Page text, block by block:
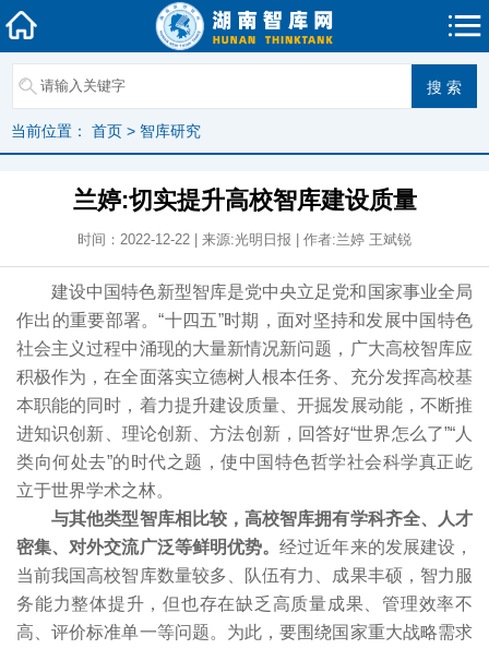
当前位置： 首页 > 智库研究
兰婷:切实提升高校智库建设质量
时间：2022-12-22 | 来源:光明日报 | 作者:兰婷 王斌锐
建设中国特色新型智库是党中央立足党和国家事业全局
作出的重要部署。“十四五”时期，面对坚持和发展中国特色
社会主义过程中涌现的大量新情况新问题，广大高校智库应
积极作为，在全面落实立德树人根本任务、充分发挥高校基
本职能的同时，着力提升建设质量、开掘发展动能，不断推
进知识创新、理论创新、方法创新，回答好“世界怎么了”“人
类向何处去”的时代之题，使中国特色哲学社会科学真正屹
立于世界学术之林。
与其他类型智库相比较，高校智库拥有学科齐全、人才
密集、对外交流广泛等鲜明优势。经过近年来的发展建设，
当前我国高校智库数量较多、队伍有力、成果丰硕，智力服
务能力整体提升，但也存在缺乏高质量成果、管理效率不
高、评价标准单一等问题。为此，要围绕国家重大战略需求